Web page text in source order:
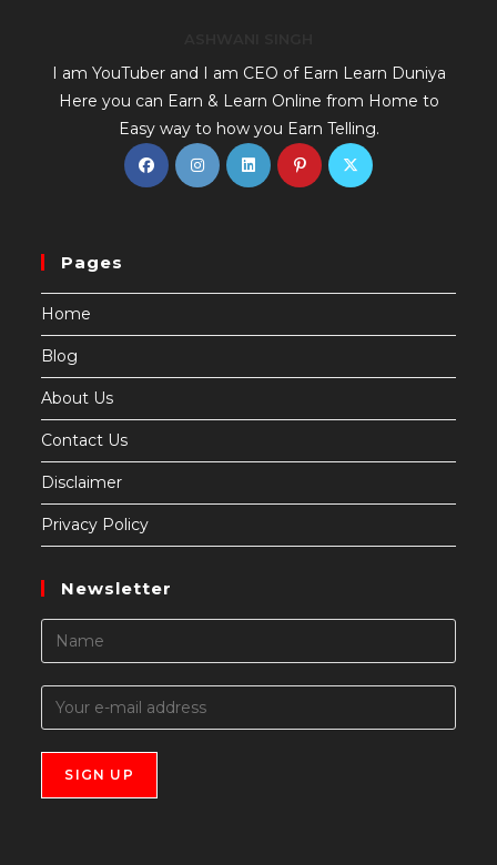
I am YouTuber and I am CEO of Earn Learn Duniya
Here you can Earn & Learn Online from Home to
Easy way to how you Earn Telling.
Pages
Home
Blog
About Us
Contact Us
Disclaimer
Privacy Policy
Newsletter